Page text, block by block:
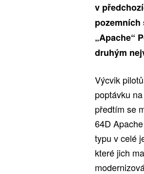
v
„Apache“
druhým
Výcvik
poptávku
předtím se
64D
typu v celé
které jich